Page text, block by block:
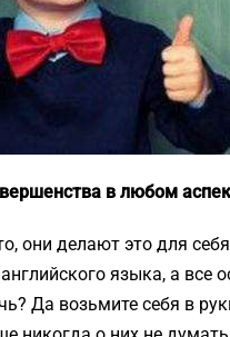
в любом
они делают это для
языка, а все
Да возьмите себя в